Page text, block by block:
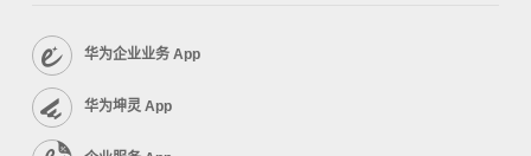
华为企业业务 App
华为坤灵 App